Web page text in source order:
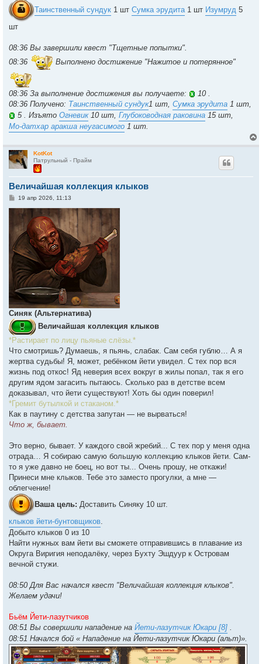
Таинственный сундук 1 шт Сумка эрудита1 шт Изумруд 5
шт
08:36 Вы завершили квест "Тщетные попытки".
08:36
Выполнено достижение "Нажитое и потерянное"
08:36 За выполнение достижения вы получаете:
10 .
08:36 Получено: Таинственный сундук1 шт, Сумка эрудита 1 шт,
5 . Изъято Огневик10 шт, Глубоководная раковина 15 шт,
Мо-датхар аракша неугасимого 1 шт.
KotKot
Патрульный - Прайм
Величайшая коллекция клыков
С
щ
н
и
е
19 апр 2026, 11:13
Синяк (Альтернатива)
Величайшая коллекция клыков
*Растирает по лицу пьяные слёзы.*
Что смотришь? Думаешь, я пьянь, слабак. Сам себя гублю… А я
жертва судьбы! Я, может, ребёнком йети увидел. С тех пор вся
жизнь под откос! Яд неверия всех вокруг в жилы попал, так я его
другим ядом загасить пытаюсь. Сколько раз в детстве всем
доказывал, что йети существуют! Хоть бы один поверил!
*Гремит бутылкой и стаканом.*
Как в паутину с детства запутан — не вырваться!
Что ж, бывает.
Это верно, бывает. У каждого свой жребий... С тех пор у меня одна
отрада… Я собираю самую большую коллекцию клыков йети. Сам-
то я уже давно не боец, но вот ты... Очень прошу, не откажи!
Принеси мне клыков. Тебе это заместо прогулки, а мне —
облегчение!
Ваша цель: Доставить Синяку 10 шт.
клыков йети-бунтовщиков
Добыто клыков 0 из 10
Найти нужных вам йети вы сможете отправившись в плавание из
Округа Виригия неподалёку, через Бухту Эшдуур к Островам
вечной стужи.
08:50 Для Вас начался квест "Величайшая коллекция клыков".
Желаем удачи!
Бьём Йети-лазутчиков
08:51 Вы совершили нападение на Йети-лазутчик Юкари [8]
08:51 Начался бой « Нападение на Йети-лазутчик Юкари (альт)».